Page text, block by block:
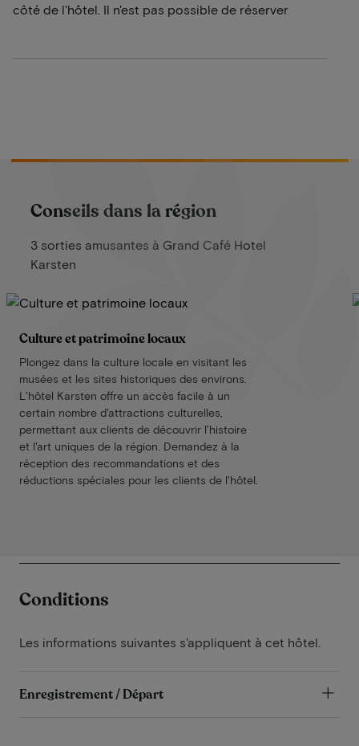
côté de l'hôtel. Il n'est pas possible de réserver
Conseils dans la région
3 sorties amusantes à Grand Café Hotel
Karsten
Culture et patrimoine locaux
Plongez dans la culture locale en visitant les
musées et les sites historiques des environs.
L'hôtel Karsten offre un accès facile à un
certain nombre d'attractions culturelles,
permettant aux clients de découvrir l'histoire
et l'art uniques de la région. Demandez à la
réception des recommandations et des
réductions spéciales pour les clients de l'hôtel.
Conditions
Les informations suivantes s'appliquent à cet hôtel.
Enregistrement / Départ